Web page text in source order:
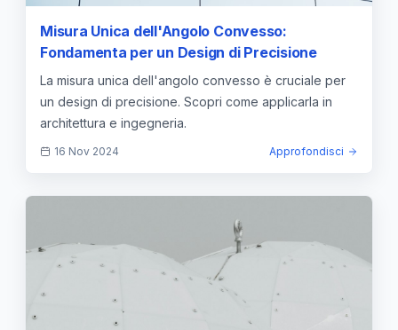
Misura Unica dell'Angolo Convesso:
Fondamenta per un Design di Precisione
La misura unica dell'angolo convesso è cruciale per
un design di precisione. Scopri come applicarla in
architettura e ingegneria.
16 Nov 2024 Approfondisci